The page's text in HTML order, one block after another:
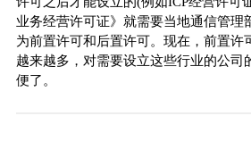
业务经营许可证》就需要当地通信管理
为前置许可和后置许可。现在，前置许
越来越多，对需要设立这些行业的公司
便了。